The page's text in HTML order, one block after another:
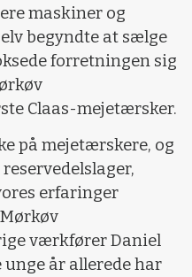
maskiner og
begyndte at sælge
forretningen sig
Claas-mejetærsker.
på mejetærskere, og
erfaringer
værkfører Daniel
unge år allerede har